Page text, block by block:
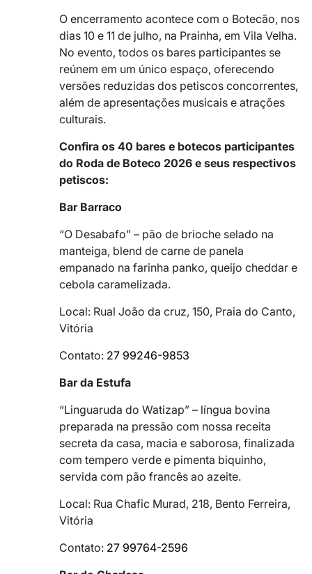
O encerramento acontece com o Botecão, nos
dias 10 e 11 de julho, na Prainha, em Vila Velha.
No evento, todos os bares participantes se
reúnem em um único espaço, oferecendo
versões reduzidas dos petiscos concorrentes,
além de apresentações musicais e atrações
culturais.
Confira os 40 bares e botecos participantes
do Roda de Boteco 2026 e seus respectivos
petiscos:
Bar Barraco
“O Desabafo” – pão de brioche selado na
manteiga, blend de carne de panela
empanado na farinha panko, queijo cheddar e
cebola caramelizada.
Local: Rual João da cruz, 150, Praia do Canto,
Vitória
Contato: 27 99246-9853
Bar da Estufa
“Linguaruda do Watizap” – língua bovina
preparada na pressão com nossa receita
secreta da casa, macia e saborosa, finalizada
com tempero verde e pimenta biquinho,
servida com pão francês ao azeite.
Local: Rua Chafic Murad, 218, Bento Ferreira,
Vitória
Contato: 27 99764-2596